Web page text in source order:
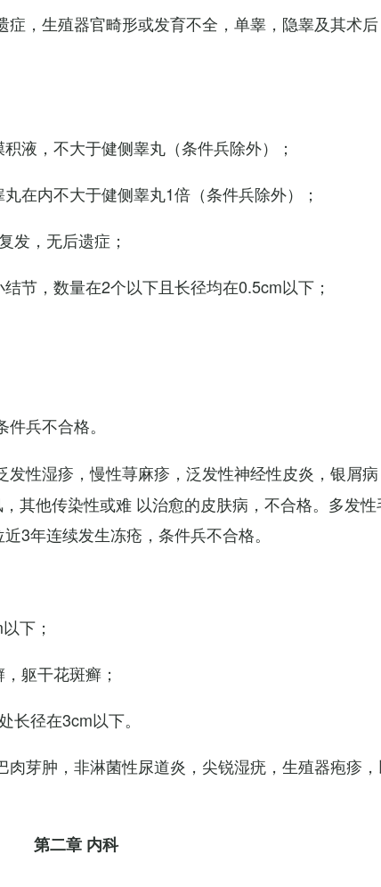
，生殖器官畸形或发育不全，单睾，隐睾及其术
液，不大于健侧睾丸（条件兵除外）；
在内不大于健侧睾丸1倍（条件兵除外）；
发，无后遗症；
节，数量在2个以下且长径均在0.5cm以下；
兵不合格。
发性湿疹，慢性荨麻疹，泛发性神经性皮炎，银屑
其他传染性或难 以治愈的皮肤病，不合格。多发性
3年连续发生冻疮，条件兵不合格。
下；
躯干花斑癣；
长径在3cm以下。
肉芽肿，非淋菌性尿道炎，尖锐湿疣，生殖器疱疹
第二章 内科